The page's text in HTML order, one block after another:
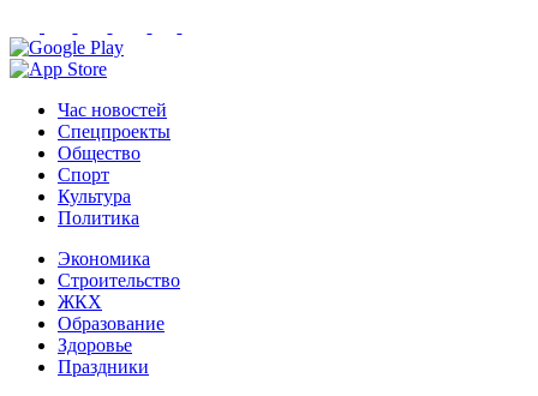
Час новостей
Спецпроекты
Общество
Спорт
Культура
Политика
Экономика
Строительство
ЖКХ
Образование
Здоровье
Праздники